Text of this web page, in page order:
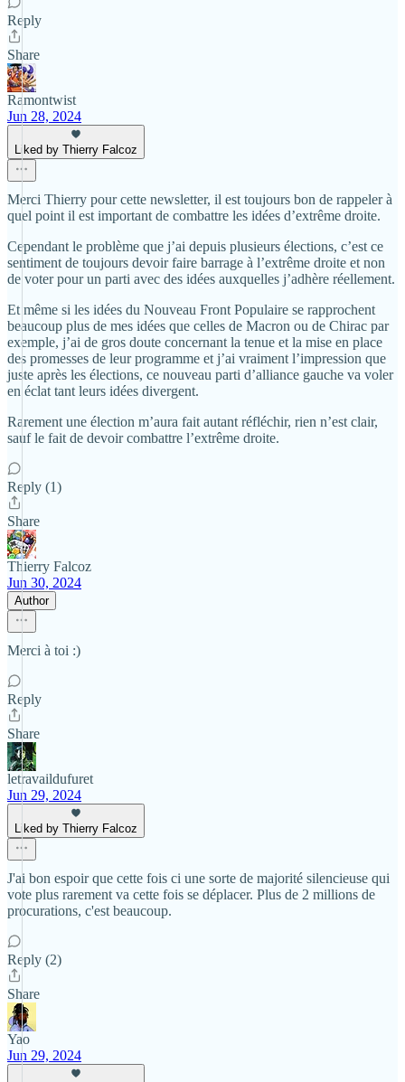
Reply
Share
Ramontwist
Jun 28, 2024
Liked by Thierry Falcoz
Merci Thierry pour cette newsletter, il est toujours bon de rappeler à
quel point il est important de combattre les idées d’extrême droite.
Cependant le problème que j’ai depuis plusieurs élections, c’est ce
sentiment de toujours devoir faire barrage à l’extrême droite et non
de voter pour un parti avec des idées auxquelles j’adhère réellement.
Et même si les idées du Nouveau Front Populaire se rapprochent
beaucoup plus de mes idées que celles de Macron ou de Chirac par
exemple, j’ai de gros doute concernant la tenue et la mise en place
des promesses de leur programme et j’ai vraiment l’impression que
juste après les élections, ce nouveau parti d’alliance gauche va voler
en éclat tant leurs idées divergent.
Rarement une élection m’aura fait autant réfléchir, rien n’est clair,
sauf le fait de devoir combattre l’extrême droite.
Reply (1)
Share
Thierry Falcoz
Jun 30, 2024
Author
Merci à toi :)
Reply
Share
letravaildufuret
Jun 29, 2024
Liked by Thierry Falcoz
J'ai bon espoir que cette fois ci une sorte de majorité silencieuse qui
vote plus rarement va cette fois se déplacer. Plus de 2 millions de
procurations, c'est beaucoup.
Reply (2)
Share
Yao
Jun 29, 2024